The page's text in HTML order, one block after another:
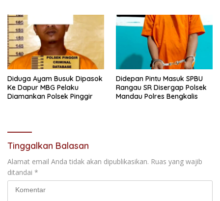
Diduga Ayam Busuk Dipasok
Ke Dapur MBG Pelaku
Diamankan Polsek Pinggir
Didepan Pintu Masuk SPBU
Rangau SR Disergap Polsek
Mandau Polres Bengkalis
Tinggalkan Balasan
Alamat email Anda tidak akan dipublikasikan. Ruas yang wajib
ditandai *